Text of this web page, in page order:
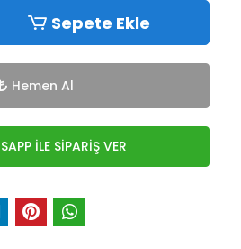
Sepete Ekle
Hemen Al
İLE SİPARİŞ VER